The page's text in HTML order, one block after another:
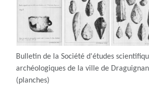
Bulletin de la Société d'études
archéologiques de la ville de
(planches)